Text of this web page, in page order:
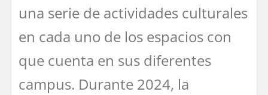
una serie de actividades culturales
en cada uno de los espacios con
que cuenta en sus diferentes
campus. Durante 2024, la